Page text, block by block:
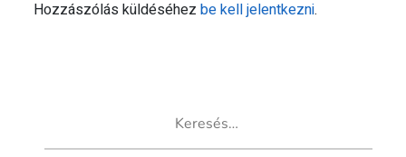
Hozzászólás küldéséhezbe kell jelentkezni.